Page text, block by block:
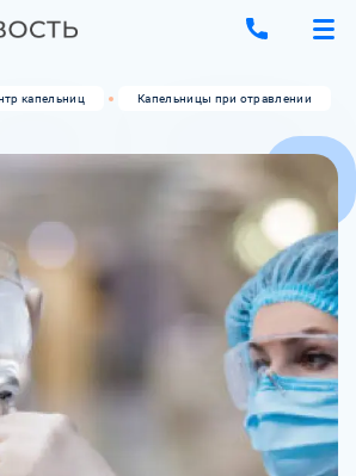
капельниц Капельницы при отравлении